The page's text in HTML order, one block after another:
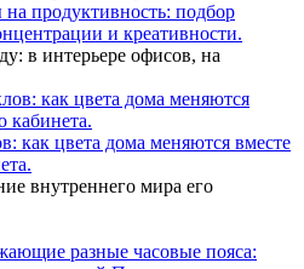
продуктивность: подбор
и креативности.
в интерьере офисов, на
как цвета дома меняются вместе
внутреннего мира его